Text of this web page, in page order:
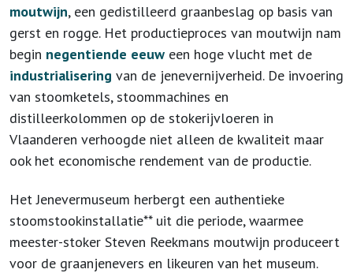
moutwijn, een gedistilleerd graanbeslag op basis van
gerst en rogge. Het productieproces van moutwijn nam
begin negentiende eeuw een hoge vlucht met de
industrialisering van de jenevernijverheid. De invoering
van stoomketels, stoommachines en
distilleerkolommen op de stokerijvloeren in
Vlaanderen verhoogde niet alleen de kwaliteit maar
ook het economische rendement van de productie.
Het Jenevermuseum herbergt een authentieke
stoomstookinstallatie** uit die periode, waarmee
meester-stoker Steven Reekmans moutwijn produceert
voor de graanjenevers en likeuren van het museum.